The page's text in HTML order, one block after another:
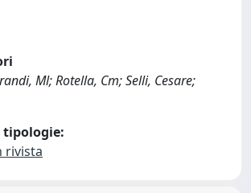
Ml; Rotella, Cm; Selli, Cesare;
tipologie:
rivista